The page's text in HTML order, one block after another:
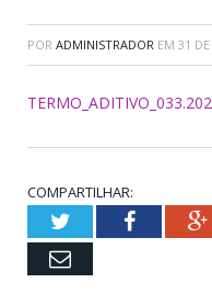
POR ADMINISTRADOR EM 31
COMPARTILHAR:
TwitterFacebook
Email